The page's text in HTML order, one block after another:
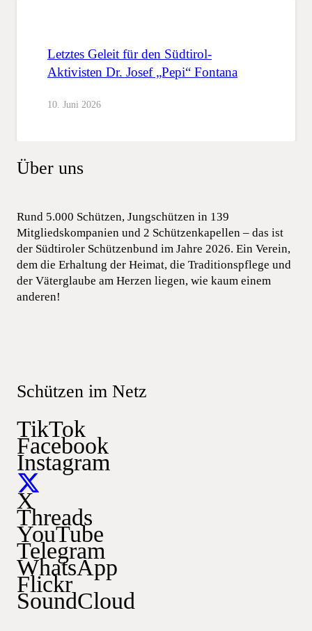
Letztes Geleit für den Südtirol-
Aktivisten Dr. Josef „Pepi“ Fontana
10. Juni 2026
Über uns
Rund 5.000 Schützen, Jungschützen in 139
Mitgliedskompanien und 2 Schützenkapellen – das ist
der Südtiroler Schützenbund im Jahre 2026. Ein Verein,
dem die Erhaltung der Heimat, die Traditionspflege und
der Väterglaube am Herzen liegen, wie kaum einem
anderen!
Schützen im Netz
TikTok
Facebook
Instagram
X
Threads
YouTube
Telegram
WhatsApp
Flickr
SoundCloud